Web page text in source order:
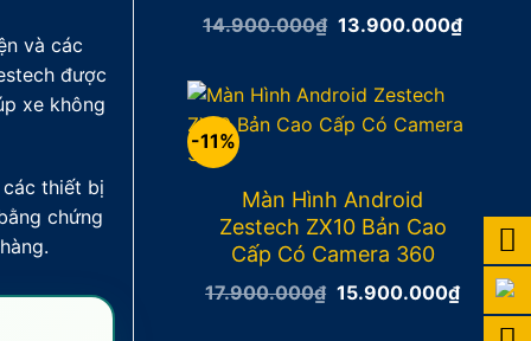
và các
được
xe không
thiết bị
chứng
14.900.000₫ Giá
13.900.000₫Giá
-11%
Màn Hình Android
Zestech ZX10 Bản Cao
Cấp Có Camera 360
17.900.000₫ Giá
15.900.000₫Giá
hiện